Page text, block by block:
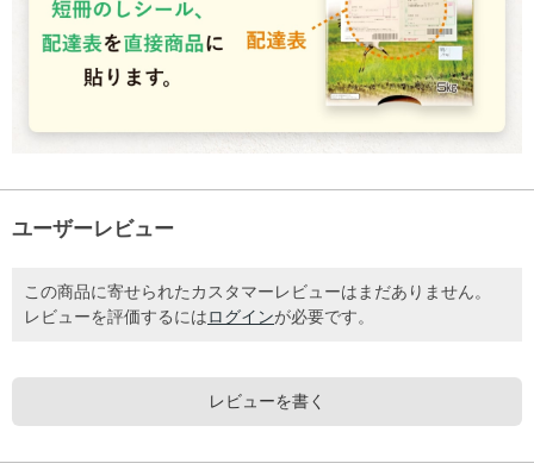
ユーザーレビュー
この商品に寄せられたカスタマーレビューはまだありません。
レビューを評価するには ログインが必要です。
レビューを書く